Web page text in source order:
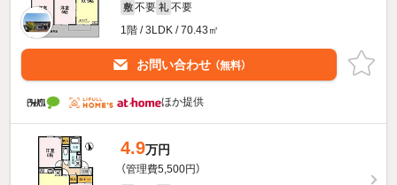
敷 不要 礼 不要
1階 / 3LDK / 70.43㎡
お問い合わせ （無料）
ほか提供
4.9万円
（管理費5,500円）